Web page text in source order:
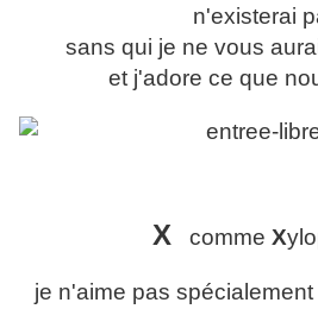
n'existerai
sans qui je ne vous
et j'adore ce que
X comme X
je n'aime pas